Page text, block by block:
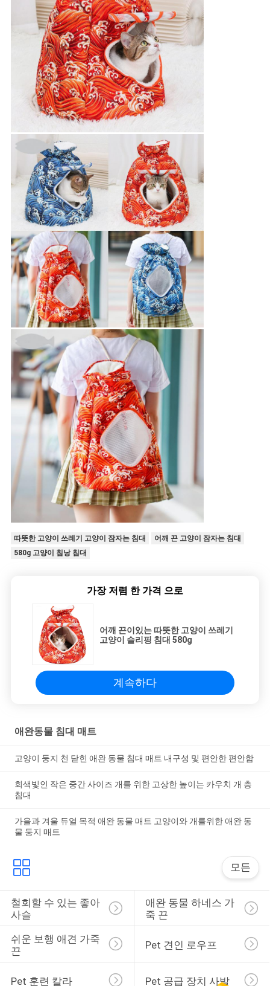
따뜻한 고양이 쓰레기 고양이 잠자는 침대
어깨 끈 고양이 잠자는 침대
580g 고양이 침낭 침대
가장 저렴 한 가격 으로
어깨 끈이있는 따뜻한 고양이 쓰레기
고양이 슬리핑 침대 580g
계속하다
애완동물 침대 매트
고양이 둥지 천 닫힌 애완 동물 침대 매트 내구성 및 편안한 편안함
회색빛인 작은 중간 사이즈 개를 위한 고상한 높이는 카우치 개 층
침대
가을과 겨울 듀얼 목적 애완 동물 매트 고양이와 개를위한 애완 동
물 둥지 매트
모든
철회할 수 있는 좋아
사슬
애완 동물 하네스 가
죽 끈
쉬운 보행 애견 가죽
끈
Pet 견인 로우프
Pet 훈련 칼라 Pet 공급 장치 사발